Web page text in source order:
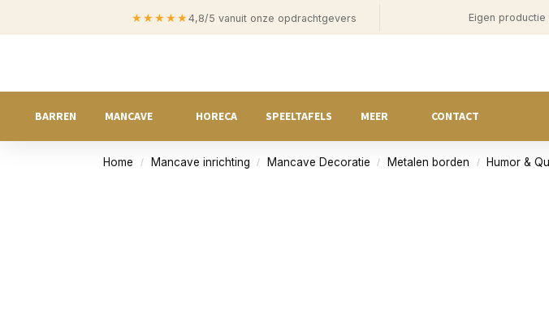
★★★★★ 4,8/5 vanuit onze opdrachtgevers Eigen productie
BARREN MANCAVE HORECA SPEELTAFELS MEER CONTACT
Home / Mancave inrichting / Mancave Decoratie / Metalen borden / Humor &